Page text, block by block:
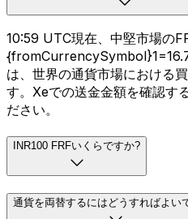
10:59 UTC現在、中堅市場の
は、世界の通貨市場における
す。Xeでの送金金額を確認す
ださい。
INR100 FRFいくらですか?
通貨を両替するにはどうすればよい